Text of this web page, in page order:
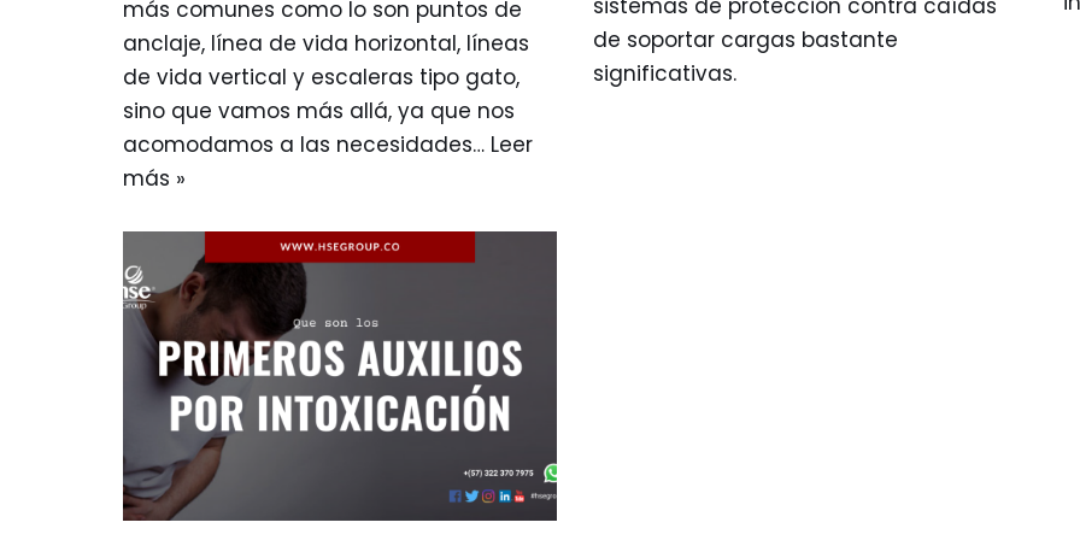
más comunes como lo son puntos de
anclaje, línea de vida horizontal, líneas
de vida vertical y escaleras tipo gato,
sino que vamos más allá, ya que nos
acomodamos a las necesidades… Leer
más »
de soportar cargas bastante
significativas.